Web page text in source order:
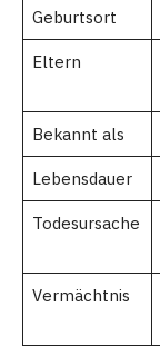
Geburtsort
Eltern
Bekannt als
Lebensdauer
Todesursache
Vermächtnis